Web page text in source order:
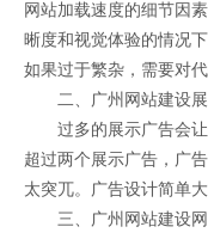
网站加载速度的细节因
晰度和视觉体验的情况
如果过于繁杂，需要对代
二、广州网站建设展
过多的展示广告会让
超过两个展示广告，广
太突兀。广告设计简单
三、广州网站建设网